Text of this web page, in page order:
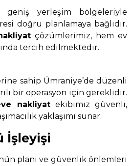
geniş yerleşim bölgeleriyle
doğru planlamaya bağlıdır.
çözümlerimiz, hem ev
tercih edilmektedir.
sahip Ümraniye’de düzenli
bir operasyon için gereklidir.
nakliyatekibimiz güvenli,
yaklaşımı sunar.
İşleyişi
planı ve güvenlik önlemleri